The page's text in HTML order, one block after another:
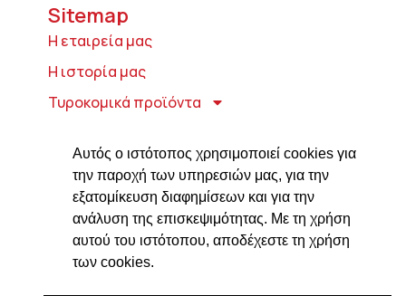
Αυτός ο ιστότοπος χρησιμοποιεί cookies για
την παροχή των υπηρεσιών μας, για την
εξατομίκευση διαφημίσεων και για την
ανάλυση της επισκεψιμότητας. Με τη χρήση
αυτού του ιστότοπου, αποδέχεστε τη χρήση
των cookies.
Sitemap
Η εταιρεία μας
Η ιστορία μας
Τυροκομικά προϊόντα
Τοσίτσα
Delicatessen
Συνταγές
Επικοινωνία